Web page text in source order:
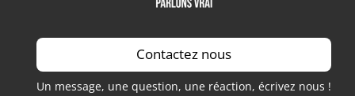
Contactez nous
Un message, une question, une réaction, écrivez nous !